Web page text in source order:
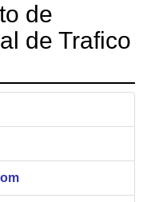
de
de Trafico